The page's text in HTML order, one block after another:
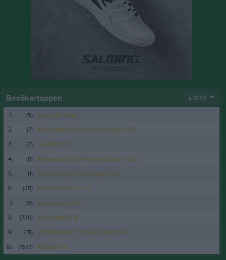
Besökartoppen Länet
1. (5)
Skara HF A-lag
2.
(7)
Mariestad BoIS Hockey Ungdom U18
3.
(2)
Skultorps IF
4.
(8)
Mariestad BoIS Hockey Ungdom U20
5.
(1)
Slottsskogens Petanque Club
6.
(25)
Utsiktens BK Herr A
7.
(9)
Lidköpings MCK
8.
(730)
Uddevalla BTK
9.
(15)
IFK Falköping Fotboll Seniorerna
10.
(1577) Råda BK P9